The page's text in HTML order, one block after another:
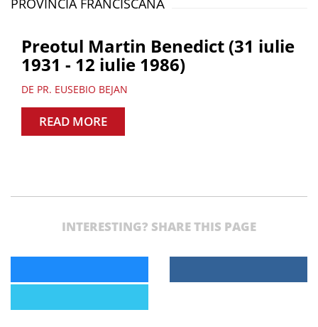
PROVINCIA FRANCISCANĂ
Preotul Martin Benedict (31 iulie
1931 - 12 iulie 1986)
DE PR. EUSEBIO BEJAN
READ MORE
INTERESTING? SHARE THIS PAGE